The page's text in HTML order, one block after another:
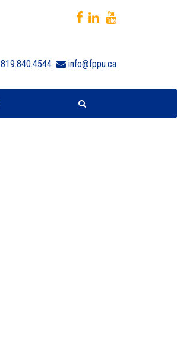
819.840.4544 info@fppu.ca